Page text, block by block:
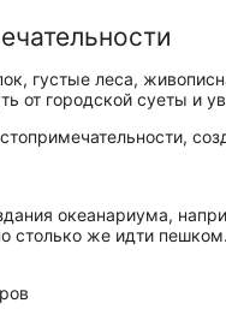
густые леса,
от городской суеты и
океанариума,
столько же идти